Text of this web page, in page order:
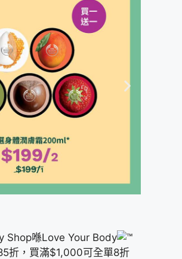
Shop喺Love Your Body
折，買滿$1,000可全單8折